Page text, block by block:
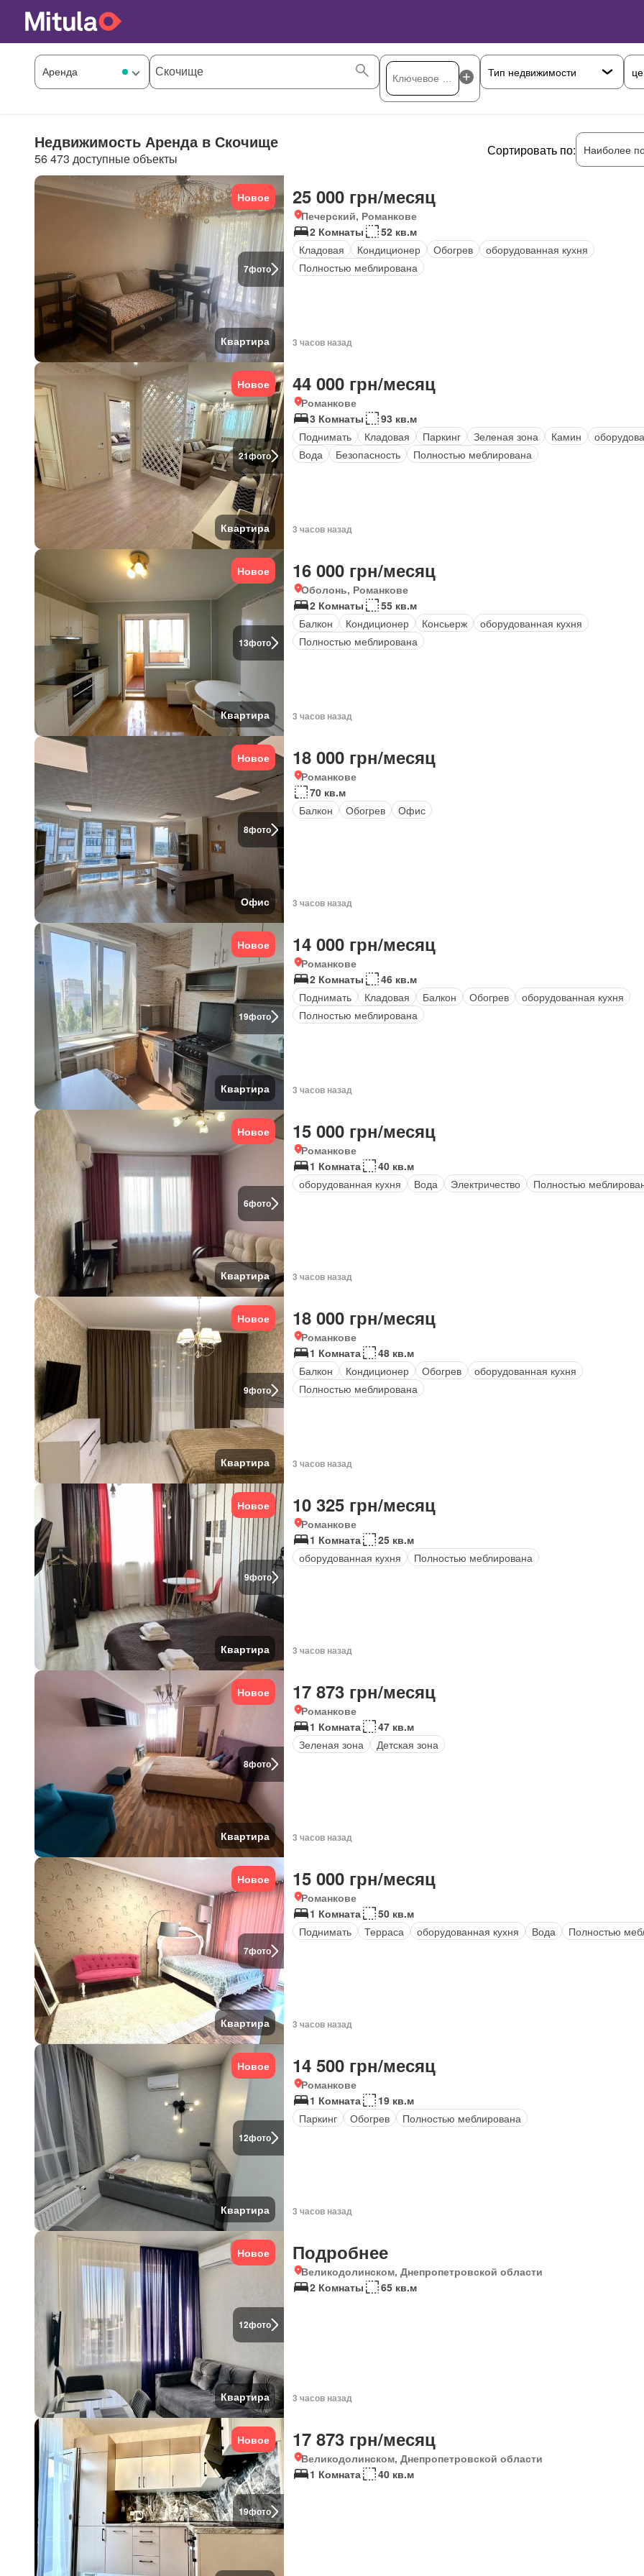
Недвижимость Аренда в Скочище
56 473 доступные объекты
Сортировать по: Наиболее
7фото
Новое
Квартира
25 000 грн/месяц
Печерский, Романкове
2 Комнаты
52 кв.м
Кладовая
Кондиционер Обогрев
оборудованная кухня
Полностью меблирована
3 часов назад
21фото
Новое
Квартира
44 000 грн/месяц
Романкове
3 Комнаты
93 кв.м
Поднимать
Кладовая Паркинг Зеленая зона Камин
Вода
Безопасность Полностью меблирована
3 часов назад
13фото
Новое
Квартира
16 000 грн/месяц
Оболонь, Романкове
2 Комнаты
55 кв.м
Балкон
Кондиционер Консьерж
оборудованная кухня
Полностью меблирована
3 часов назад
8фото
Новое
Офис
18 000 грн/месяц
Романкове
70 кв.м
Балкон
Обогрев Офис
3 часов назад
19фото
Новое
Квартира
14 000 грн/месяц
Романкове
2 Комнаты
46 кв.м
Поднимать
Кладовая Балкон Обогрев
оборудованная кухня
Полностью меблирована
3 часов назад
6фото
Новое
Квартира
15 000 грн/месяц
Романкове
1 Комната
40 кв.м
оборудованная кухня
Вода Электричество Полностью
3 часов назад
9фото
Новое
Квартира
18 000 грн/месяц
Романкове
1 Комната
48 кв.м
Балкон
Кондиционер Обогрев
оборудованная кухня
Полностью меблирована
3 часов назад
9фото
Новое
Квартира
10 325 грн/месяц
Романкове
1 Комната
25 кв.м
оборудованная кухня
Полностью меблирована
3 часов назад
8фото
Новое
Квартира
17 873 грн/месяц
Романкове
1 Комната
47 кв.м
Зеленая зона
Детская зона
3 часов назад
7фото
Новое
Квартира
15 000 грн/месяц
Романкове
1 Комната
50 кв.м
Поднимать
Терраса оборудованная кухня Вода Полностью
3 часов назад
12фото
Новое
Квартира
14 500 грн/месяц
Романкове
1 Комната
19 кв.м
Паркинг
Обогрев Полностью меблирована
3 часов назад
12фото
Новое
Квартира
Подробнее
Великодолинском, Днепропетровской области
2 Комнаты
65 кв.м
3 часов назад
19фото
Новое 17 873 грн/месяц
Великодолинском, Днепропетровской области
1 Комната
40 кв.м